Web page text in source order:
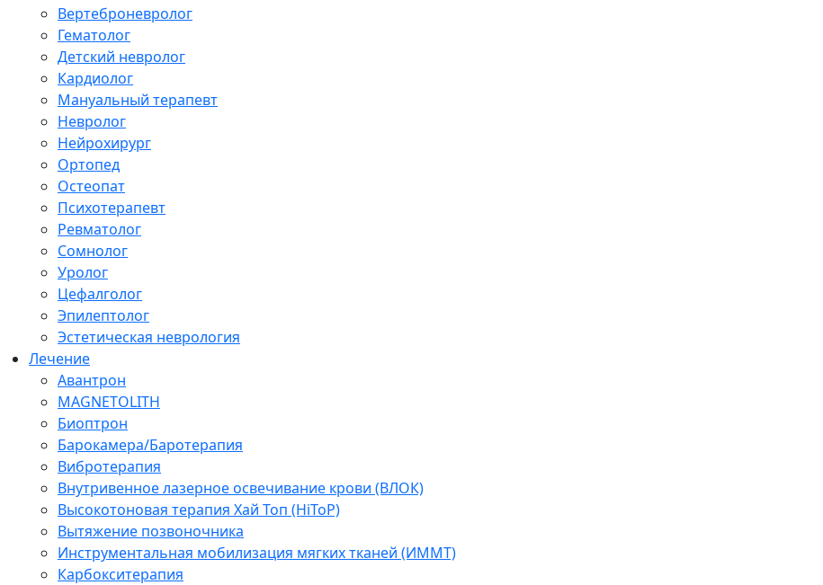
Вертеброневролог
Гематолог
Детский невролог
Кардиолог
Мануальный терапевт
Невролог
Нейрохирург
Ортопед
Остеопат
Психотерапевт
Ревматолог
Сомнолог
Уролог
Цефалголог
Эпилептолог
Эстетическая неврология
Лечение
Авантрон
MAGNETOLITH
Биоптрон
Барокамера/Баротерапия
Вибротерапия
Внутривенное лазерное освечивание крови (ВЛОК)
Высокотоновая терапия Хай Топ (HiToP)
Вытяжение позвоночника
Инструментальная мобилизация мягких тканей (ИММТ)
Карбокситерапия